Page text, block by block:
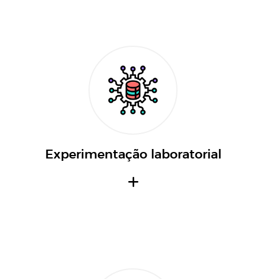
Experimentação laboratorial